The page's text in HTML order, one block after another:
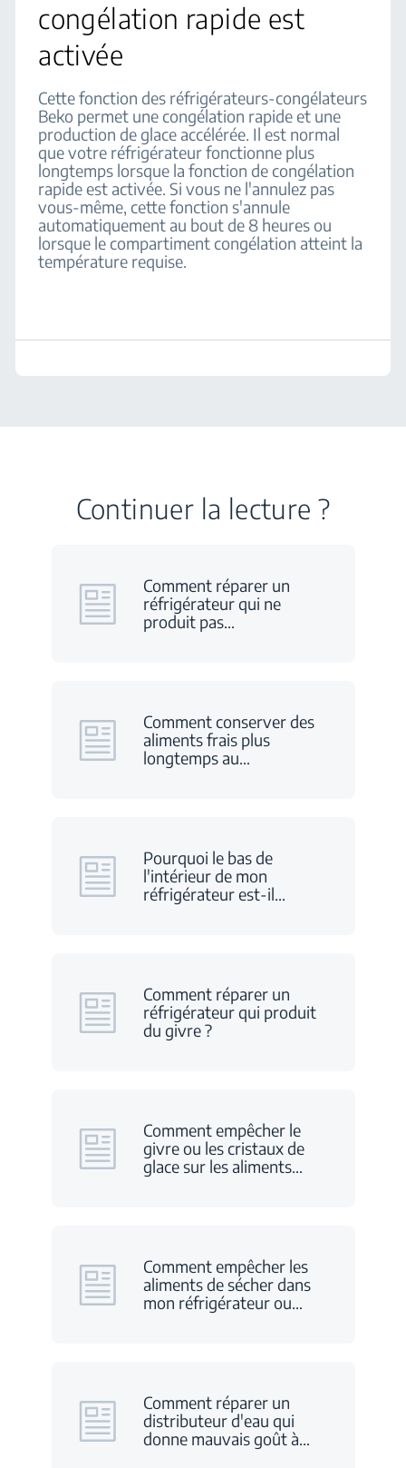
congélation rapide est
activée
Cette fonction des réfrigérateurs-congélateurs
Beko permet une congélation rapide et une
production de glace accélérée. Il est normal
que votre réfrigérateur fonctionne plus
longtemps lorsque la fonction de congélation
rapide est activée. Si vous ne l'annulez pas
vous-même, cette fonction s'annule
automatiquement au bout de 8 heures ou
lorsque le compartiment congélation atteint la
température requise.
Continuer la lecture ?
Comment réparer un
réfrigérateur qui ne
produit pas…
Comment conserver des
aliments frais plus
longtemps au…
Pourquoi le bas de
l'intérieur de mon
réfrigérateur est-il…
Comment réparer un
réfrigérateur qui produit
du givre ?
Comment empêcher le
givre ou les cristaux de
glace sur les aliments…
Comment empêcher les
aliments de sécher dans
mon réfrigérateur ou…
Comment réparer un
distributeur d'eau qui
donne mauvais goût à…